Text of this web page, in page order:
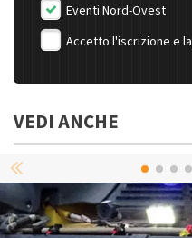
Eventi Nord-Ovest
Accetto l'iscrizione e la
VEDI ANCHE